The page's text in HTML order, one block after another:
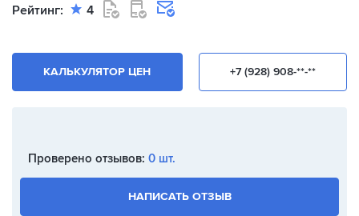
Рейтинг: 4
+7 (928) 908-**-**
КАЛЬКУЛЯТОР ЦЕН
Проверено отзывов: 0 шт.
НАПИСАТЬ ОТЗЫВ